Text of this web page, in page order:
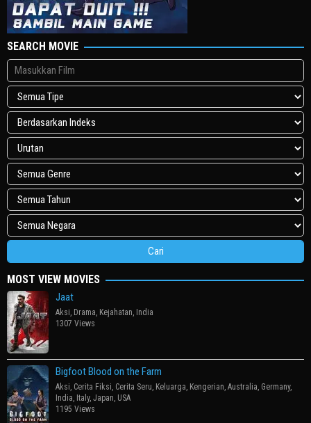
SEARCH MOVIE
MOST VIEW MOVIES
Jaat
Aksi, Drama, Kejahatan, India
1307 Views
Bigfoot Blood on the Farm
Aksi, Cerita Fiksi, Cerita Seru, Keluarga, Kengerian, Australia, Germany,
India, Italy, Japan, USA
1195 Views